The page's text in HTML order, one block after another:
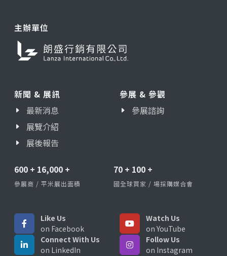
主辦單位
新聞 & 展訊
最新消息
展覽介紹
展後報告
參展 & 參觀
參展諮詢
600 + 16,000 +
參展商 / 平米展出面積
70 + 100 +
國全球買家 / 場採購媒合會
Like Us
on Facebook
Watch Us
on YouTube
Connect With Us
on LinkedIn
Follow Us
on Instagram